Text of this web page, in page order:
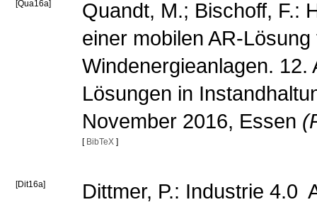
[Qua16a]
Quandt, M.; Bischoff, F.:
einer mobilen AR-
Windenergieanlagen.
Lösungen in
November 2016, Essen
[ BibTeX ]
[Dit16a]
Dittmer, P.: Industrie